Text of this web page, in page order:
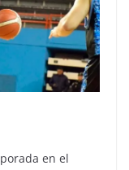
en el